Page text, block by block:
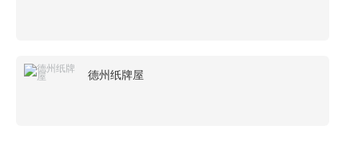
德州纸牌屋